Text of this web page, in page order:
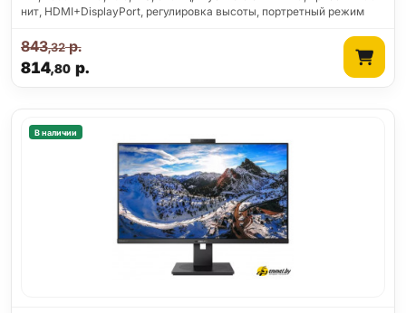
нит, HDMI+DisplayPort, регулировка высоты, портретный режим
814,80р.
843,32р.
В наличии